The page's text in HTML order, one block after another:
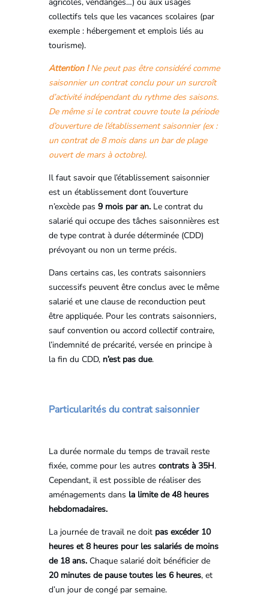
collectifs tels que les vacances scolaires (par
exemple : hébergement et emplois liés au
tourisme).
Attention !Ne peut pas être considéré comme
saisonnier un contrat conclu pour un surcroît
d’activité indépendant du rythme des saisons.
De même si le contrat couvre toute la période
d’ouverture de l’établissement saisonnier (ex :
un contrat de 8 mois dans un bar de plage
ouvert de mars à octobre).
Il faut savoir que l’établissement saisonnier
est un établissement dont l’ouverture
n’excède pas 9 mois par an.Le contrat du
salarié qui occupe des tâches saisonnières est
de type contrat à durée déterminée (CDD)
prévoyant ou non un terme précis.
Dans certains cas, les contrats saisonniers
successifs peuvent être conclus avec le même
salarié et une clause de reconduction peut
être appliquée. Pour les contrats saisonniers,
sauf convention ou accord collectif contraire,
l’indemnité de précarité, versée en principe à
la fin du CDD, n’est pas due.
Particularités du contrat saisonnier
La durée normale du temps de travail reste
fixée, comme pour les autres contrats à 35H.
Cependant, il est possible de réaliser des
aménagements dans la limite de 48 heures
hebdomadaires.
La journée de travail ne doit pas excéder 10
heures et 8 heures pour les salariés de moins
de 18 ans.Chaque salarié doit bénéficier de
20 minutes de pause toutes les 6 heures, et
d’un jour de congé par semaine.